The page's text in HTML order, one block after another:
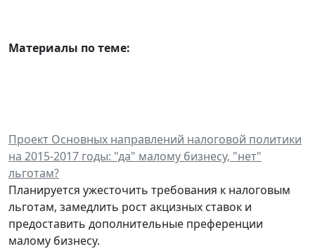
Материалы по теме:
Проект Основных направлений налоговой политики
на 2015-2017 годы: "да" малому бизнесу, "нет"
льготам?
Планируется ужесточить требования к налоговым
льготам, замедлить рост акцизных ставок и
предоставить дополнительные преференции
малому бизнесу.